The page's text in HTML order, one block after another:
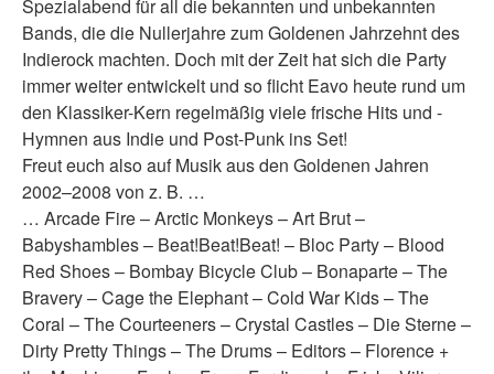
Spezialabend für all die bekannten und unbekannten
Bands, die die Nullerjahre zum Goldenen Jahrzehnt des
Indierock machten. Doch mit der Zeit hat sich die Party
immer weiter entwickelt und so flicht Eavo heute rund um
den Klassiker-Kern regelmäßig viele frische Hits und -
Hymnen aus Indie und Post-Punk ins Set!
Freut euch also auf Musik aus den Goldenen Jahren
2002–2008 von z. B. …
… Arcade Fire – Arctic Monkeys – Art Brut –
Babyshambles – Beat!Beat!Beat! – Bloc Party – Blood
Red Shoes – Bombay Bicycle Club – Bonaparte – The
Bravery – Cage the Elephant – Cold War Kids – The
Coral – The Courteeners – Crystal Castles – Die Sterne –
Dirty Pretty Things – The Drums – Editors – Florence +